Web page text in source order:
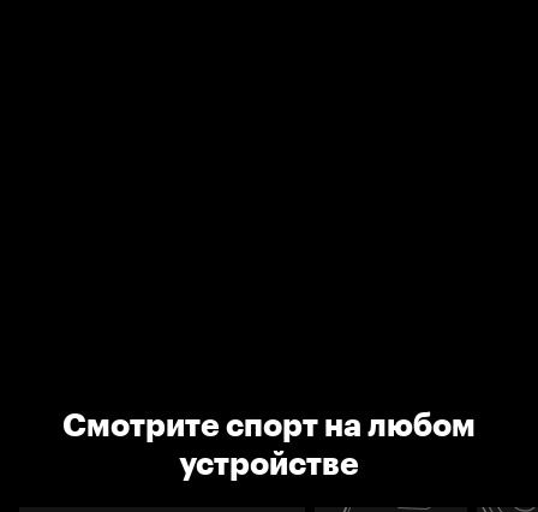
Смотрите спорт на любом
устройстве